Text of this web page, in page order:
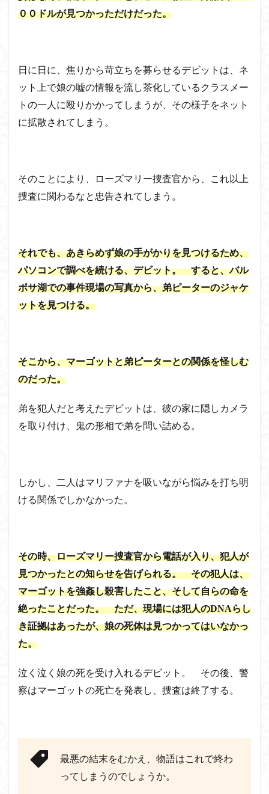
００ドルが見つかっただけだった。
日に日に、焦りから苛立ちを募らせるデビットは、ネ
ット上で娘の嘘の情報を流し茶化しているクラスメー
トの一人に殴りかかってしまうが、その様子をネット
に拡散されてしまう。
そのことにより、ローズマリー捜査官から、これ以上
捜査に関わるなと忠告されてしまう。
それでも、あきらめず娘の手がかりを見つけるため、
パソコンで調べを続ける、デビット。 すると、バル
ボサ湖での事件現場の写真から、弟ピーターのジャケ
ットを見つける。
そこから、マーゴットと弟ピーターとの関係を怪しむ
のだった。
弟を犯人だと考えたデビットは、彼の家に隠しカメラ
を取り付け、鬼の形相で弟を問い詰める。
しかし、二人はマリファナを吸いながら悩みを打ち明
ける関係でしかなかった。
その時、ローズマリー捜査官から電話が入り、犯人が
見つかったとの知らせを告げられる。 その犯人は、
マーゴットを強姦し殺害したこと、そして自らの命を
絶ったことだった。 ただ、現場には犯人のDNAらし
き証拠はあったが、娘の死体は見つかってはいなかっ
た。
泣く泣く娘の死を受け入れるデビット。 その後、警
察はマーゴットの死亡を発表し、捜査は終了する 。
最悪の結末をむかえ、物語はこれで終わ
ってしまうのでしょうか。